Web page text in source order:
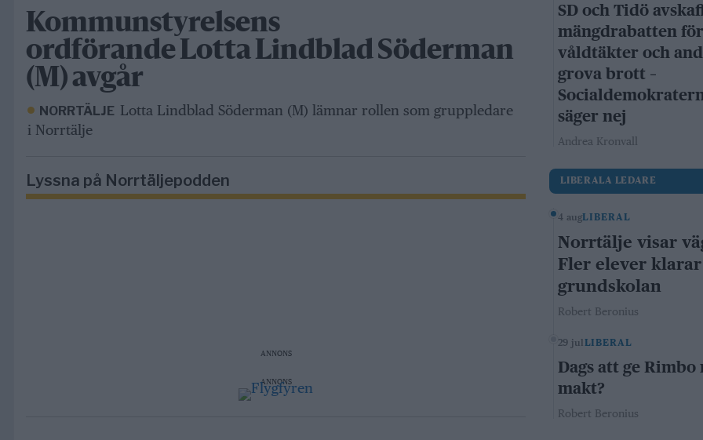
Kommunstyrelsens
ordförande Lotta Lindblad Söderman
(M) avgår
NORRTÄLJE Lotta Lindblad Söderman (M) lämnar rollen som gruppledare
i Norrtälje
Lyssna på Norrtäljepodden
ANNONS
ANNONS
SD och Tidö
mängdrabatten för
våldtäkter och
grova brott –
säger nej
Andrea Kronvall
LIBERALA LEDARE
4 augLIBERAL
Norrtälje visar
Fler elever klarar
grundskolan
Robert Beronius
29 jul LIBERAL
Dags att ge Rimbo
makt?
Robert Beronius